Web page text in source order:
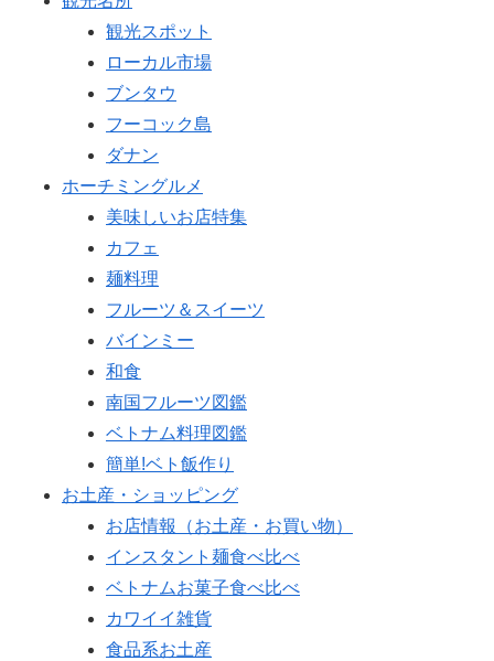
観光スポット
ローカル市場
ブンタウ
フーコック島
ダナン
ホーチミングルメ
美味しいお店特集
カフェ
麺料理
フルーツ＆スイーツ
バインミー
和食
南国フルーツ図鑑
ベトナム料理図鑑
簡単!ベト飯作り
お土産・ショッピング
お店情報（お土産・お買い物）
インスタント麺食べ比べ
ベトナムお菓子食べ比べ
カワイイ雑貨
食品系お土産